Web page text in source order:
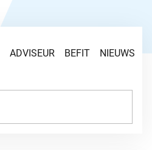
ADVISEUR BEFIT NIEUWS